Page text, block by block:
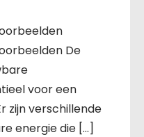
De
voor een
zijn verschillende
energie die […]